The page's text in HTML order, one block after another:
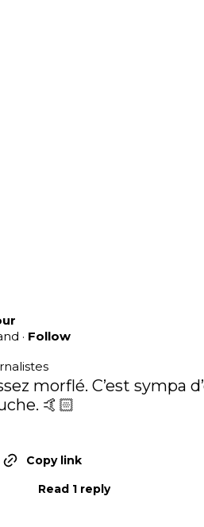
· Follow
morflé. C’est sympa
🤙🏻
Copy link
Read 1 reply